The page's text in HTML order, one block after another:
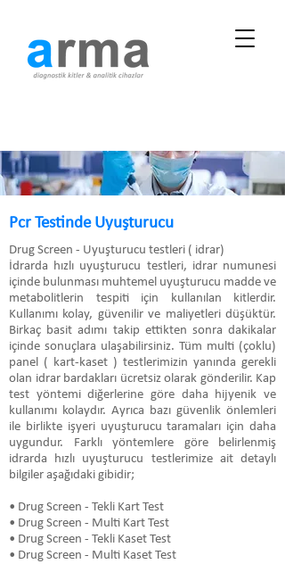
Pcr Testinde Uyuşturucu
Drug Screen - Uyuşturucu testleri ( idrar)
İdrarda hızlı uyuşturucu testleri, idrar numunesi
içinde bulunması muhtemel uyuşturucu madde ve
metabolitlerin tespiti için kullanılan kitlerdir.
Kullanımı kolay, güvenilir ve maliyetleri düşüktür.
Birkaç basit adımı takip ettikten sonra dakikalar
içinde sonuçlara ulaşabilirsiniz. Tüm multi (çoklu)
panel ( kart-kaset ) testlerimizin yanında gerekli
olan idrar bardakları ücretsiz olarak gönderilir. Kap
test yöntemi diğerlerine göre daha hijyenik ve
kullanımı kolaydır. Ayrıca bazı güvenlik önlemleri
ile birlikte işyeri uyuşturucu taramaları için daha
uygundur. Farklı yöntemlere göre belirlenmiş
idrarda hızlı uyuşturucu testlerimize ait detaylı
bilgiler aşağıdaki gibidir;
• Drug Screen - Tekli Kart Test
• Drug Screen - Multi Kart Test
• Drug Screen - Tekli Kaset Test
• Drug Screen - Multi Kaset Test